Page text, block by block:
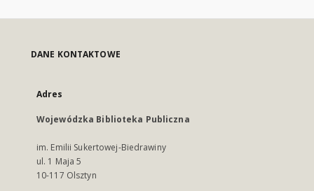
DANE KONTAKTOWE
Adres
Wojewódzka Biblioteka Publiczna
im. Emilii Sukertowej-Biedrawiny
ul. 1 Maja 5
10-117 Olsztyn